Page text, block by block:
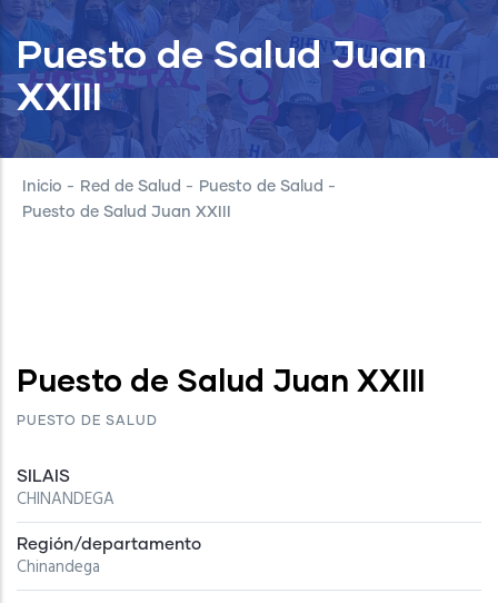
Puesto de Salud Juan
XXIII
Inicio - Red de Salud - Puesto de Salud -
Puesto de Salud Juan XXIII
Puesto de Salud Juan XXIII
PUESTO DE SALUD
SILAIS
CHINANDEGA
Región/departamento
Chinandega